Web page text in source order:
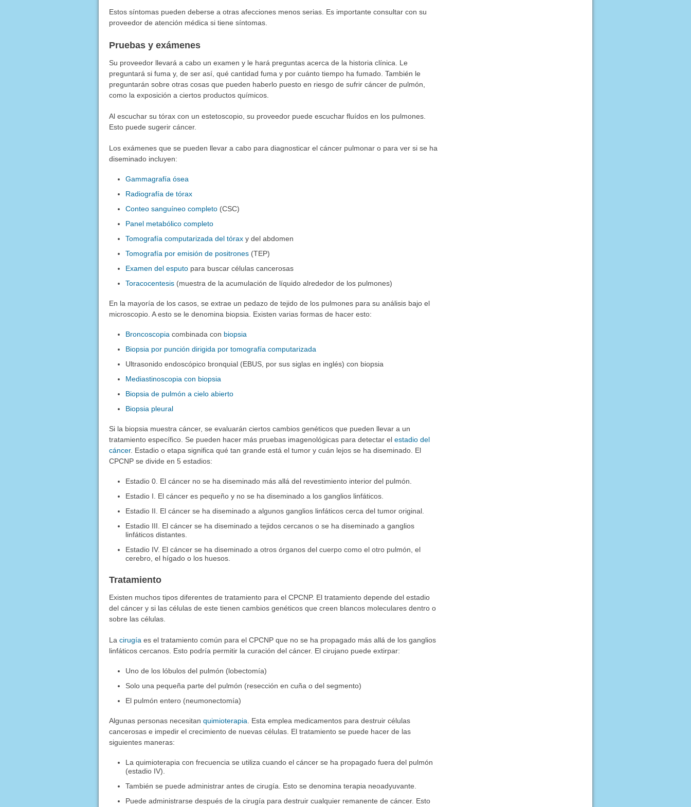
Estos síntomas pueden deberse a otras afecciones menos serias. Es importante consultar con su
proveedor de atención médica si tiene síntomas.
Pruebas y exámenes
Su proveedor llevará a cabo un examen y le hará preguntas acerca de la historia clínica. Le
preguntará si fuma y, de ser así, qué cantidad fuma y por cuánto tiempo ha fumado. También le
preguntarán sobre otras cosas que pueden haberlo puesto en riesgo de sufrir cáncer de pulmón,
como la exposición a ciertos productos químicos.
Al escuchar su tórax con un estetoscopio, su proveedor puede escuchar fluídos en los pulmones.
Esto puede sugerir cáncer.
Los exámenes que se pueden llevar a cabo para diagnosticar el cáncer pulmonar o para ver si se ha
diseminado incluyen:
Gammagrafía ósea
Radiografía de tórax
Conteo sanguíneo completo (CSC)
Panel metabólico completo
Tomografía computarizada del tórax y del abdomen
Tomografía por emisión de positrones (TEP)
Examen del esputo para buscar células cancerosas
Toracocentesis (muestra de la acumulación de líquido alrededor de los pulmones)
En la mayoría de los casos, se extrae un pedazo de tejido de los pulmones para su análisis bajo el
microscopio. A esto se le denomina biopsia. Existen varias formas de hacer esto:
Broncoscopia combinada con biopsia
Biopsia por punción dirigida por tomografía computarizada
Ultrasonido endoscópico bronquial (EBUS, por sus siglas en inglés) con biopsia
Mediastinoscopia con biopsia
Biopsia de pulmón a cielo abierto
Biopsia pleural
Si la biopsia muestra cáncer, se evaluarán ciertos cambios genéticos que pueden llevar a un
tratamiento específico. Se pueden hacer más pruebas imagenológicas para detectar el estadio del
cáncer. Estadio o etapa significa qué tan grande está el tumor y cuán lejos se ha diseminado. El
CPCNP se divide en 5 estadios:
Estadio 0. El cáncer no se ha diseminado más allá del revestimiento interior del pulmón.
Estadio I. El cáncer es pequeño y no se ha diseminado a los ganglios linfáticos.
Estadio II. El cáncer se ha diseminado a algunos ganglios linfáticos cerca del tumor original.
Estadio III. El cáncer se ha diseminado a tejidos cercanos o se ha diseminado a ganglios
linfáticos distantes.
Estadio IV. El cáncer se ha diseminado a otros órganos del cuerpo como el otro pulmón, el
cerebro, el hígado o los huesos.
Tratamiento
Existen muchos tipos diferentes de tratamiento para el CPCNP. El tratamiento depende del estadio
del cáncer y si las células de este tienen cambios genéticos que creen blancos moleculares dentro o
sobre las células.
La cirugía es el tratamiento común para el CPCNP que no se ha propagado más allá de los ganglios
linfáticos cercanos. Esto podría permitir la curación del cáncer. El cirujano puede extirpar:
Uno de los lóbulos del pulmón (lobectomía)
Solo una pequeña parte del pulmón (resección en cuña o del segmento)
El pulmón entero (neumonectomía)
Algunas personas necesitan quimioterapia . Esta emplea medicamentos para destruir células
cancerosas e impedir el crecimiento de nuevas células. El tratamiento se puede hacer de las
siguientes maneras:
La quimioterapia con frecuencia se utiliza cuando el cáncer se ha propagado fuera del pulmón
(estadio IV).
También se puede administrar antes de cirugía. Esto se denomina terapia neoadyuvante.
Puede administrarse después de la cirugía para destruir cualquier remanente de cáncer. Esto